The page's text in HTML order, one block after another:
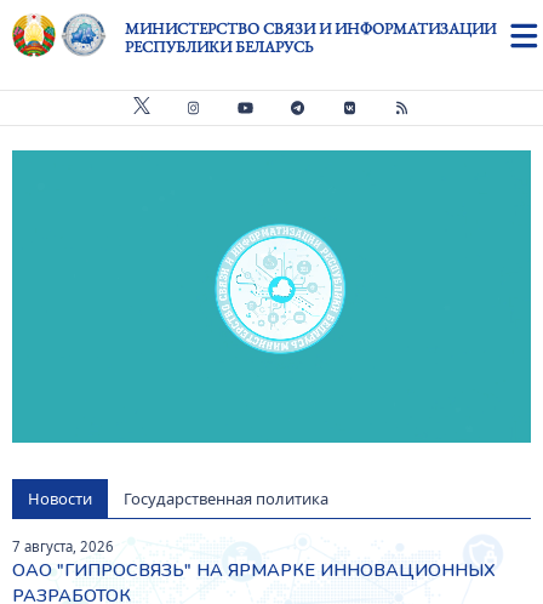
Перейти к основному содержанию
МИНИСТЕРСТВО СВЯЗИ И ИНФОРМАТИЗАЦИИ
РЕСПУБЛИКИ БЕЛАРУСЬ
Новости Государственная политика
7 августа, 2026
ОАО "ГИПРОСВЯЗЬ" НА ЯРМАРКЕ ИННОВАЦИОННЫХ
РАЗРАБОТОК